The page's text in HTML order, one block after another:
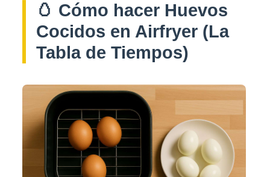
🥚 Cómo hacer Huevos
Cocidos en Airfryer (La
Tabla de Tiempos)